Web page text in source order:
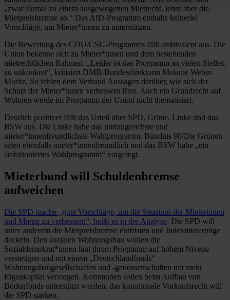
„zwar formal zu einem ausgewogenen Mietrecht, lehnt aber die
Mietpreisbremse ab.“ Das AfD-Programm enthalte keinerlei
Vorschläge, um Mieter*innen zu unterstützen.
Die Bewertung des CDU/CSU-Programms fällt ambivalent aus. Die
Union bekenne sich zu Mieter*innen und dem bestehenden
mietrechtlichen Rahmen. „Leider ist das Programm an vielen Stellen
zu unkonkret“, kritisiert DMB-Bundesdirektorin Melanie Weber-
Moritz. So fehlen dem Verband Aussagen darüber, wie sich der
Schutz der Mieter*innen verbessern lässt. Auch ein Grundrecht auf
Wohnen werde im Programm der Union nicht thematisiert.
Deutlich positiver fällt das Urteil über SPD, Grüne, Linke und das
BSW aus. Die Linke habe das umfangreichste und
mieter*innenfreundlichste Wahlprogramm. Bündnis 90/Die Grünen
seien ebenfalls mieter*innenfreundlich und das BSW habe „ein
ambitioniertes Wahlprogramm“ vorgelegt.
Mieterbund will Schuldenbremse
aufweichen
Die SPD mache „gute Vorschläge, um die Situation der Mieterinnen
und Mieter zu verbessern“, heißt es in der Analyse. Die SPD will
unter anderem die Mietpreisbremse entfristen und Indexmieterträge
deckeln. Den sozialen Wohnungsbau wollen die
Sozialdemokrat*innen laut ihrem Programm auf hohem Niveau
verstetigen und mit einem „Deutschlandfonds“
Wohnungsbaugesellschaften und -genossenschaften mit mehr
Eigenkapital versorgen. Kommunen sollen beim Aufbau von
Bodenfonds unterstützt werden, das kommunale Vorkaufsrecht will
die SPD stärken.